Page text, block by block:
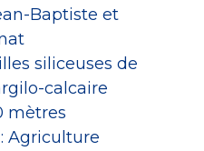
Baptiste et
siliceuses de
calcaire
mètres
Agriculture